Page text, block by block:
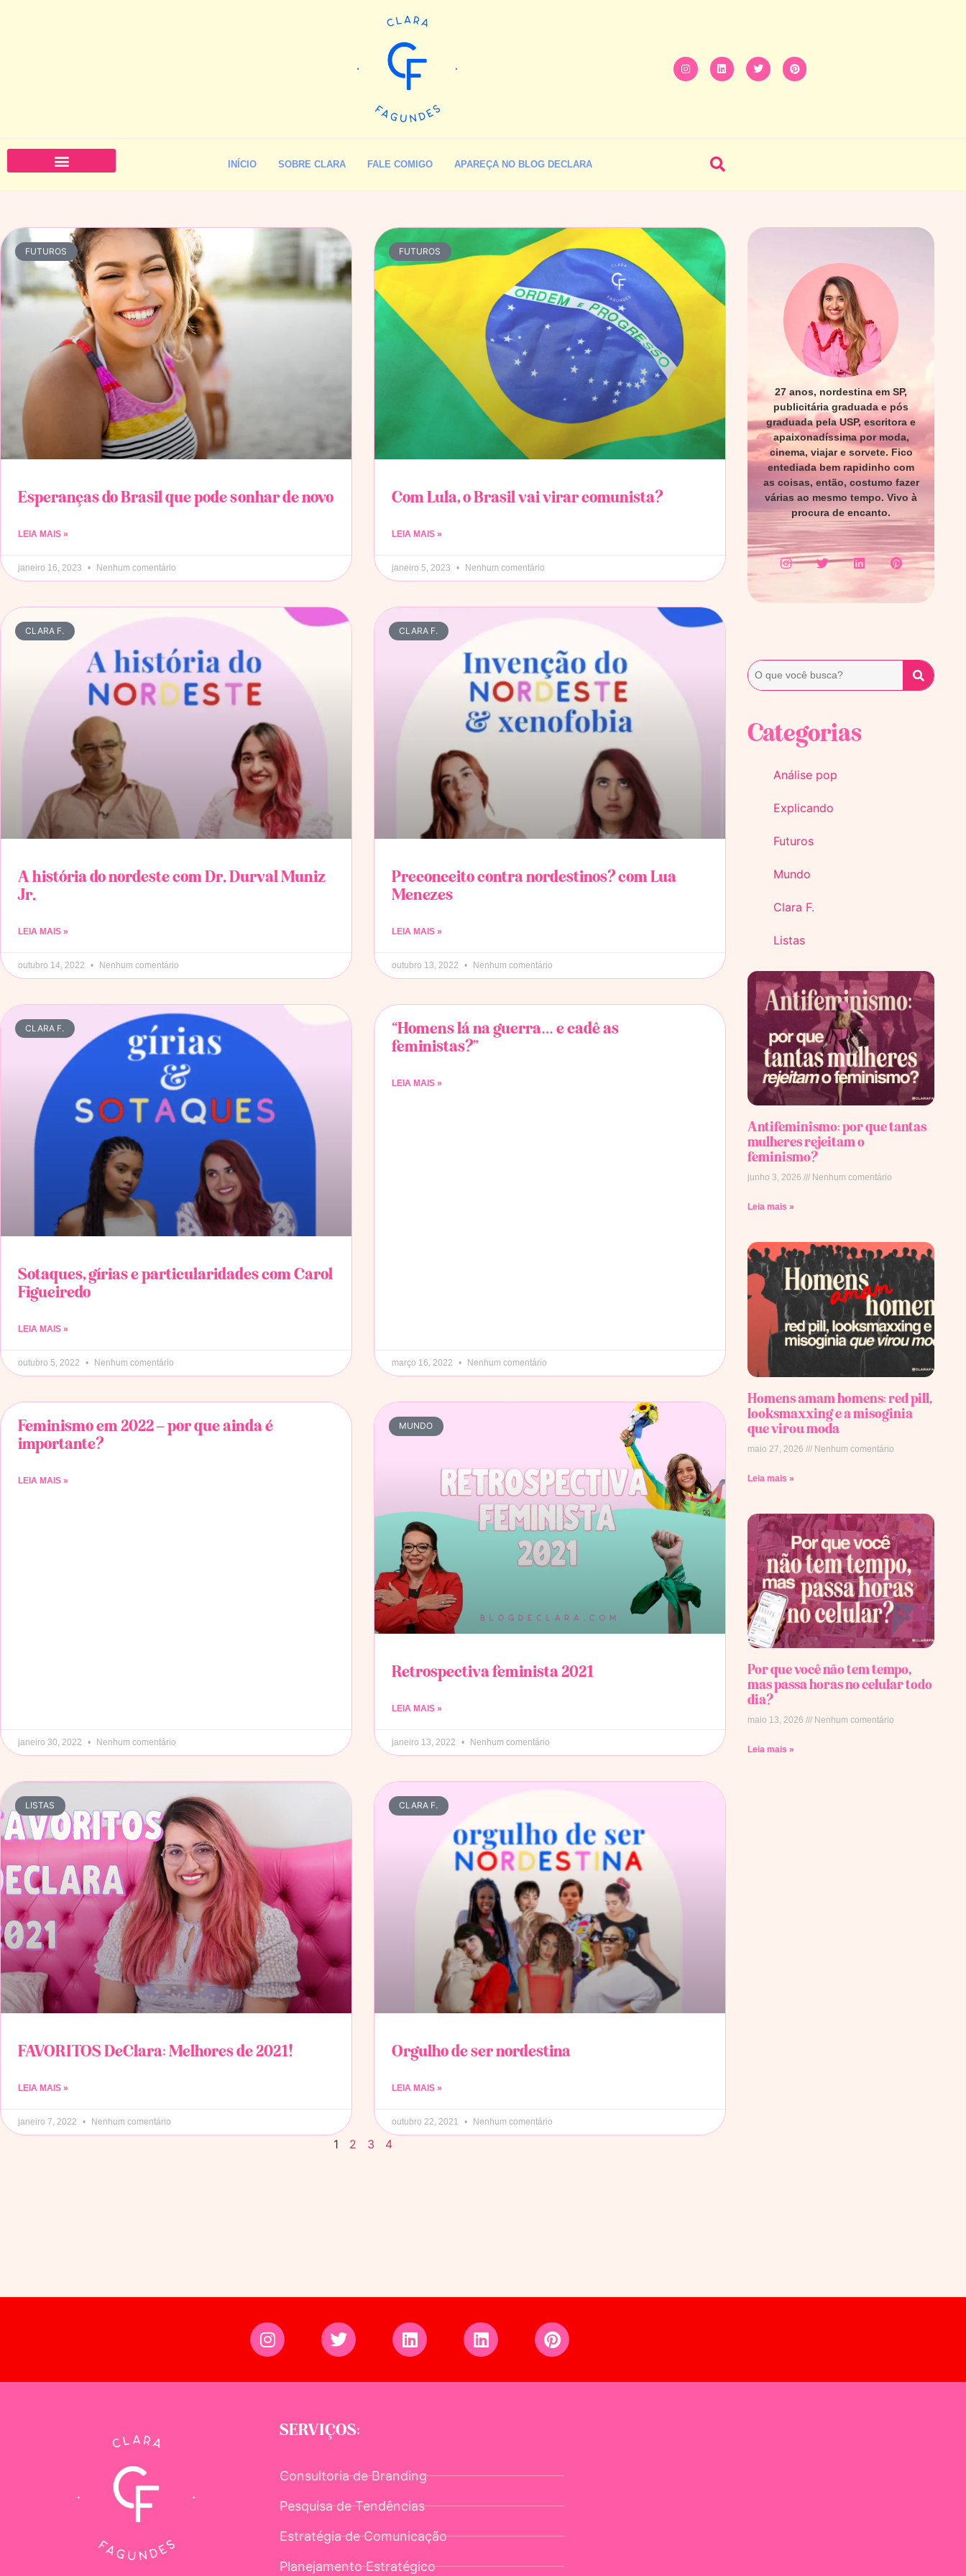
INÍCIO SOBRE CLARA FALE COMIGO APAREÇA NO BLOG DECLARA
FUTUROS
Esperanças do Brasil que pode sonhar de novo
LEIA MAIS »
janeiro 16, 2023 Nenhum comentário
FUTUROS
Com Lula, o Brasil vai virar comunista?
LEIA MAIS »
janeiro 5, 2023 Nenhum comentário
CLARA F.
A história do nordeste com Dr. Durval Muniz
Jr.
LEIA MAIS »
outubro 14, 2022 Nenhum comentário
CLARA F.
Preconceito contra nordestinos? com Lua
Menezes
LEIA MAIS »
outubro 13, 2022 Nenhum comentário
CLARA F.
Sotaques, gírias e particularidades com Carol
Figueiredo
LEIA MAIS »
outubro 5, 2022 Nenhum comentário
“Homens lá na guerra… e cadê as
feministas?”
LEIA MAIS »
março 16, 2022 Nenhum comentário
Feminismo em 2022 – por que ainda é
importante?
LEIA MAIS »
janeiro 30, 2022 Nenhum comentário
MUNDO
Retrospectiva feminista 2021
LEIA MAIS »
janeiro 13, 2022 Nenhum comentário
LISTAS
FAVORITOS DeClara: Melhores de 2021!
LEIA MAIS »
janeiro 7, 2022 Nenhum comentário
CLARA F.
Orgulho de ser nordestina
LEIA MAIS »
outubro 22, 2021 Nenhum comentário
1 2 3 4
27 anos, nordestina em SP,
publicitária graduada e pós
graduada pela USP, escritora e
apaixonadíssima por moda,
cinema, viajar e sorvete. Fico
entediada bem rapidinho com
as coisas, então, costumo fazer
várias ao mesmo tempo. Vivo à
procura de encanto.
Categorias
Análise pop
Explicando
Futuros
Mundo
Clara F.
Listas
Antifeminismo: por que tantas
mulheres rejeitam o
feminismo?
junho 3, 2026 Nenhum comentário
Leia mais »
Homens amam homens: red pill,
looksmaxxing e a misoginia
que virou moda
maio 27, 2026 Nenhum comentário
Leia mais »
Por que você não tem tempo,
mas passa horas no celular todo
dia?
maio 13, 2026 Nenhum comentário
Leia mais »
SERVIÇOS:
Consultoria de Branding
Pesquisa de Tendências
Estratégia de Comunicação
Planejamento Estratégico